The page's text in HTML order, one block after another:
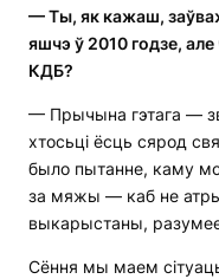
— Ты, як кажаш,
яшчэ ў 2010 годзе,
КДБ?
— Прычына гэтага —
хтосьці ёсць сярод
было пытанне, каму
за мяжы — каб не
выкарыстаны,
Сёння мы маем